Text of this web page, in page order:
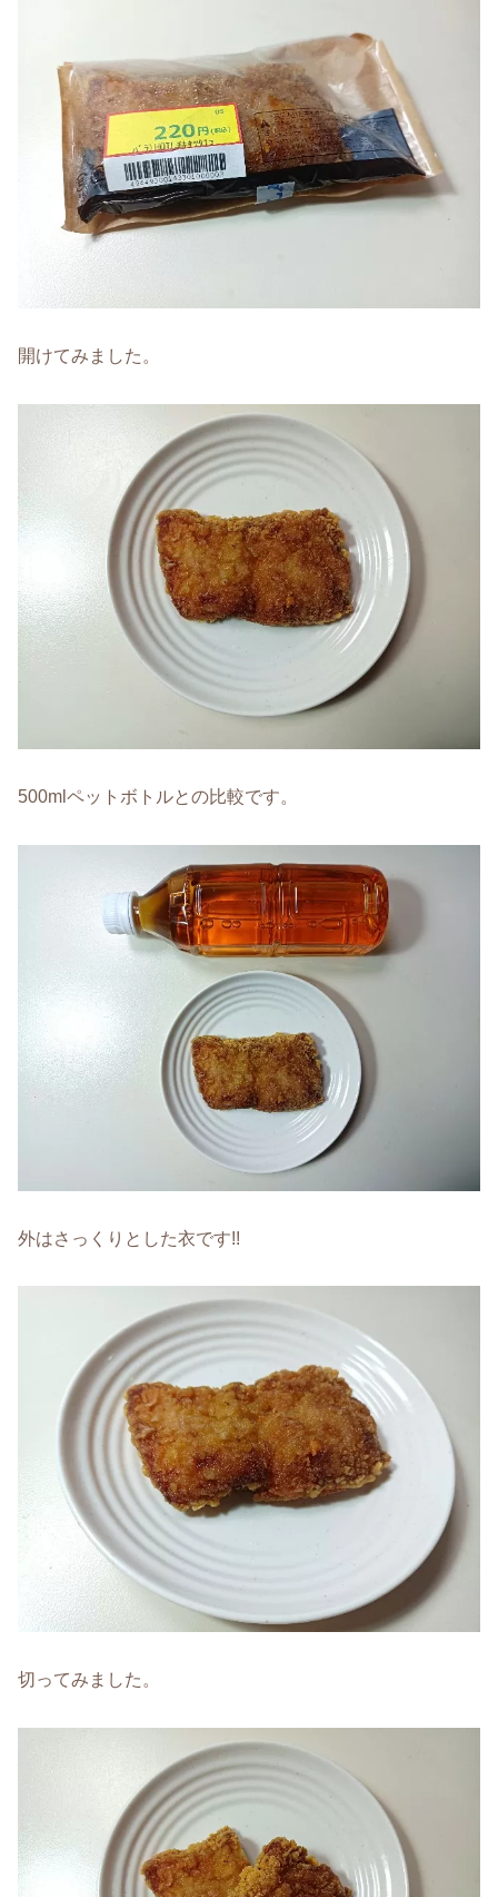
開けてみました。
500mlペットボトルとの比較です。
外はさっくりとした衣です!!
切ってみました。